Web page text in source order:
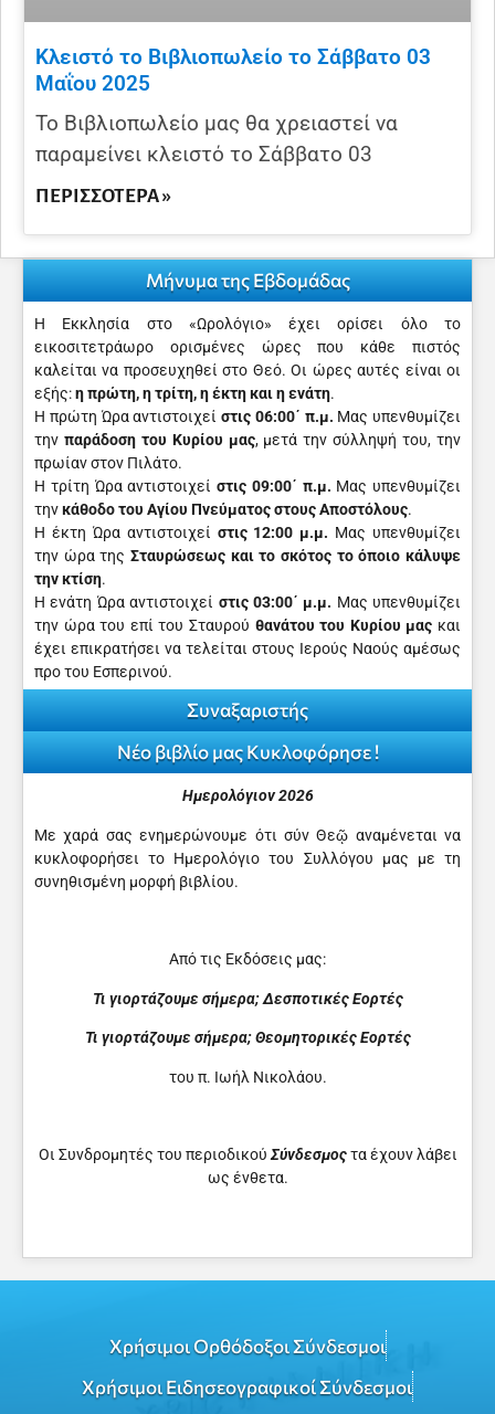
Κλειστό το Βιβλιοπωλείο το Σάββατο 03
Μαΐου 2025
Το Βιβλιοπωλείο μας θα χρειαστεί να
παραμείνει κλειστό το Σάββατο 03
ΠΕΡΙΣΣΌΤΕΡΑ »
Μήνυμα της Εβδομάδας
Η Εκκλησία στο «Ωρολόγιο» έχει ορίσει όλο το
εικοσιτετράωρο ορισμένες ώρες που κάθε πιστός
καλείται να προσευχηθεί στο Θεό. Οι ώρες αυτές είναι οι
εξής:η πρώτη, η τρίτη, η έκτη και η ενάτη.
Η πρώτη Ώρα αντιστοιχεί στις 06:00΄ π.μ. Μας υπενθυμίζει
την παράδοση του Κυρίου μας, μετά την σύλληψή του, την
πρωίαν στον Πιλάτο.
Η τρίτη Ώρα αντιστοιχεί στις 09:00΄ π.μ. Μας υπενθυμίζει
τηνκάθοδο του Αγίου Πνεύματος στους Αποστόλους.
Η έκτη Ώρα αντιστοιχεί στις 12:00 μ.μ. Μας υπενθυμίζει
την ώρα της Σταυρώσεως και το σκότος το όποιο κάλυψε
την κτίση.
Η ενάτη Ώρα αντιστοιχεί στις 03:00΄ μ.μ. Μας υπενθυμίζει
την ώρα του επί του Σταυρού θανά­του του Κυρίου μας και
έχει επικρατήσει να τελείται στους Ιερούς Ναούς αμέσως
προ του Εσπερινού.
Συναξαριστής
Νέο βιβλίο μας Κυκλοφόρησε !
Ημερολόγιον 2026
Με χαρά σας ενημερώνουμε ότι σύν Θεῷ αναμένεται να
κυκλοφορήσει το Ημερολόγιο του Συλλόγου μας με τη
συνηθισμένη μορφή βιβλίου.
Από τις Εκδόσεις μας:
Τι γιορτάζουμε σήμερα; Δεσποτικές Εορτές
Τι γιορτάζουμε σήμερα; Θεομητορικές Εορτές
του π. Ιωήλ Νικολάου.
Οι Συνδρομητές του περιοδικούΣύνδεσμος τα έχουν λάβει
ως ένθετα.
Χρήσιμοι Ορθόδοξοι Σύνδεσμοι
Χρήσιμοι Ειδησεογραφικοί Σύνδεσμοι